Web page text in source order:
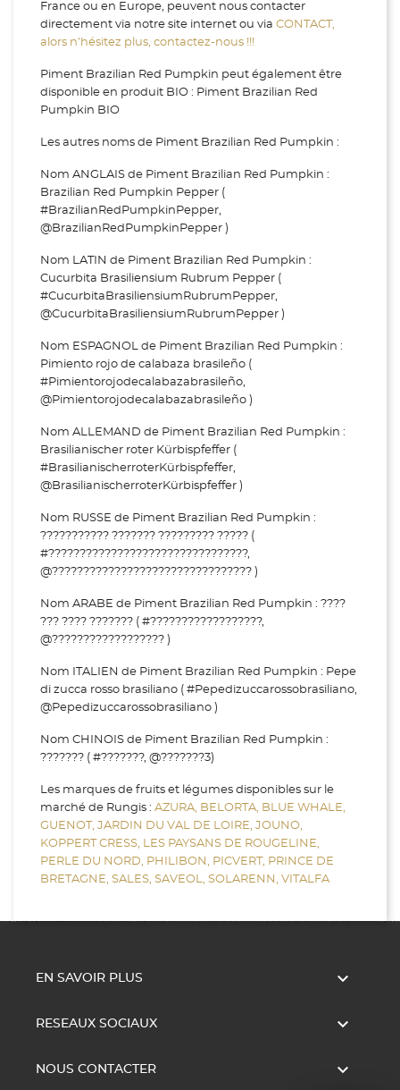
France ou en Europe, peuvent nous contacter
directement via notre site internet ou via CONTACT,
alors n’hésitez plus, contactez-nous !!!
Piment Brazilian Red Pumpkin peut également être
disponible en produit BIO : Piment Brazilian Red
Pumpkin BIO
Les autres noms de Piment Brazilian Red Pumpkin :
Nom ANGLAIS de Piment Brazilian Red Pumpkin :
Brazilian Red Pumpkin Pepper (
#BrazilianRedPumpkinPepper,
@BrazilianRedPumpkinPepper )
Nom LATIN de Piment Brazilian Red Pumpkin :
Cucurbita Brasiliensium Rubrum Pepper (
#CucurbitaBrasiliensiumRubrumPepper,
@CucurbitaBrasiliensiumRubrumPepper )
Nom ESPAGNOL de Piment Brazilian Red Pumpkin :
Pimiento rojo de calabaza brasileño (
#Pimientorojodecalabazabrasileño,
@Pimientorojodecalabazabrasileño )
Nom ALLEMAND de Piment Brazilian Red Pumpkin :
Brasilianischer roter Kürbispfeffer (
#BrasilianischerroterKürbispfeffer,
@BrasilianischerroterKürbispfeffer )
Nom RUSSE de Piment Brazilian Red Pumpkin :
??????????? ??????? ????????? ????? (
#????????????????????????????????,
@???????????????????????????????? )
Nom ARABE de Piment Brazilian Red Pumpkin : ????
??? ???? ??????? ( #??????????????????,
@?????????????????? )
Nom ITALIEN de Piment Brazilian Red Pumpkin : Pepe
di zucca rosso brasiliano ( #Pepedizuccarossobrasiliano,
@Pepedizuccarossobrasiliano )
Nom CHINOIS de Piment Brazilian Red Pumpkin :
??????? ( #???????, @???????3)
Les marques de fruits et légumes disponibles sur le
marché de Rungis : AZURA, BELORTA, BLUE WHALE,
GUENOT, JARDIN DU VAL DE LOIRE, JOUNO,
KOPPERT CRESS, LES PAYSANS DE ROUGELINE,
PERLE DU NORD, PHILIBON, PICVERT, PRINCE DE
BRETAGNE, SALES, SAVEOL, SOLARENN, VITALFA
EN SAVOIR PLUS 
RESEAUX SOCIAUX 
NOUS CONTACTER 